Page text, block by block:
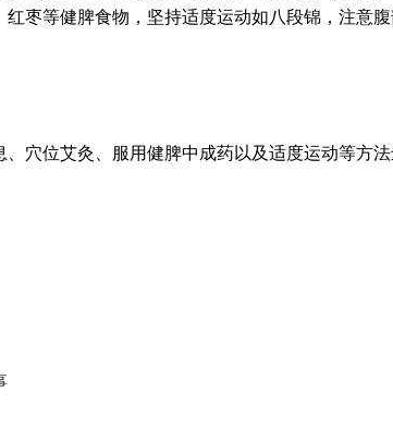
枣等健脾食物，坚持适度运动如八段锦，注意
穴位艾灸、服用健脾中成药以及适度运动等方